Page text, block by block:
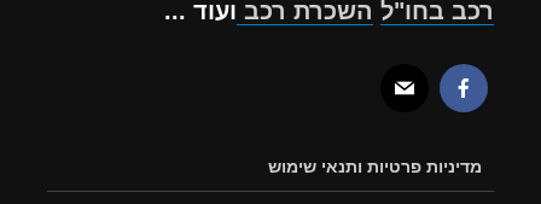
רכב בחו"ל השכרת רכב ועוד ...
מדיניות פרטיות ותנאי שימוש